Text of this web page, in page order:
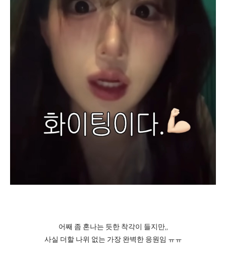
어째 좀 혼나는 듯한 착각이 들지만,,
사실 더할 나위 없는 가장 완벽한 응원임 ㅠㅠ